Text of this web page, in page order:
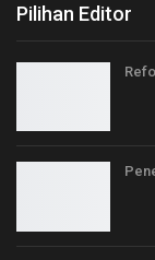
Pilihan Editor